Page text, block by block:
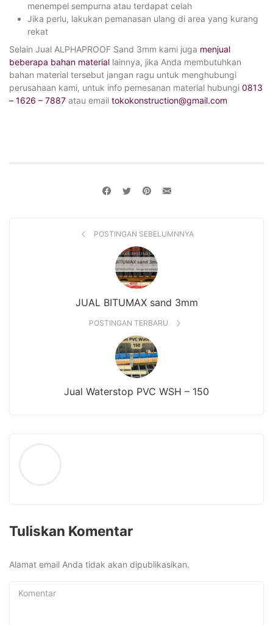
menempel sempurna atau terdapat celah
Jika perlu, lakukan pemanasan ulang di area yang kurang
rekat
Selain Jual ALPHAPROOF Sand 3mm kami juga menjual
beberapa bahan material lainnya, jika Anda membutuhkan
bahan material tersebut jangan ragu untuk menghubungi
perusahaan kami, untuk info pemesanan material hubungi 0813
– 1626 – 7887 atau email tokokonstruction@gmail.com
POSTINGAN SEBELUMNNYA
JUAL BITUMAX sand 3mm
POSTINGAN TERBARU
Jual Waterstop PVC WSH – 150
Tuliskan Komentar
Alamat email Anda tidak akan dipublikasikan.
Komentar